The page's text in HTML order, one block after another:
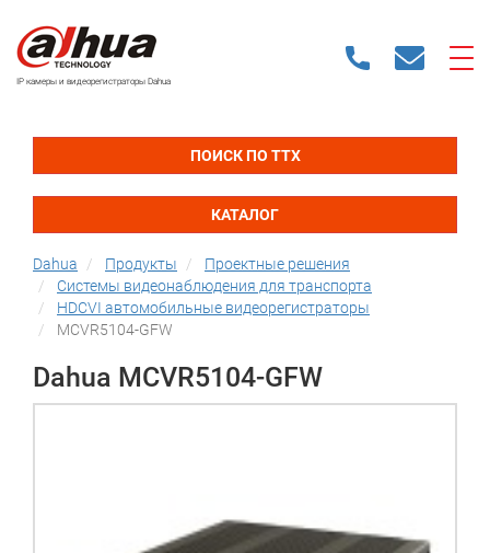
IP камеры и видеорегистраторы Dahua
ПОИСК ПО ТТХ
КАТАЛОГ
Dahua Продукты
Проектные решения
Системы видеонаблюдения для транспорта
HDCVI автомобильные видеорегистраторы
MCVR5104-GFW
Dahua MCVR5104-GFW